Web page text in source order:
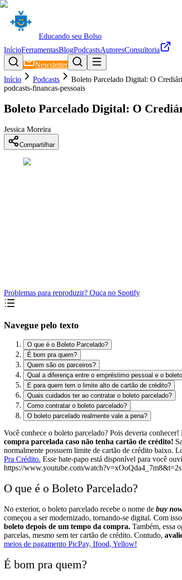
Educando seu Bolso
InícioFerramentasBlogPodcastsAutoresConsultoria
Newsletter
Início
Podcasts
Boleto Parcelado Digital: O
podcasts-financas-pessoais
Boleto Parcelado Digital: O
Jessica Moreira
Compartilhar
Problemas para reproduzir? Ouça no Spotify
Navegue pelo texto
O que é o Boleto Parcelado?
É bom pra quem?
Quem são os parceiros?
Qual a diferença entre o empréstimo pessoal e o
E para quem tem o limite alto de cartão de crédito?
Quais cuidados ter ao contratar o boleto parcelado?
Como contratar o boleto parcelado?
O boleto parcelado realmente vale a pena?
Você conhece o boleto parcelado? Pois deveria conhecer!
compra parcelada caso não tenha cartão de crédito!
normalmente possuem limite de cartão de crédito baixo.
Pra Crédito. Esse bate-papo está disponível para você
https://www.youtube.com/watch?v=xOoQda4_7m8&t=2s
O que é o Boleto Parcelado?
No exterior, o boleto parcelado recebe o nome de buy
começou a ser modernizado, tornando-se digital. Com
boleto depois de um tempo da compra. Também, essa
parcelas, mesmo sem ter cartão de crédito. Contudo,
meios de pagamento PicPay, Ifood, Yellow!
É bom pra quem?